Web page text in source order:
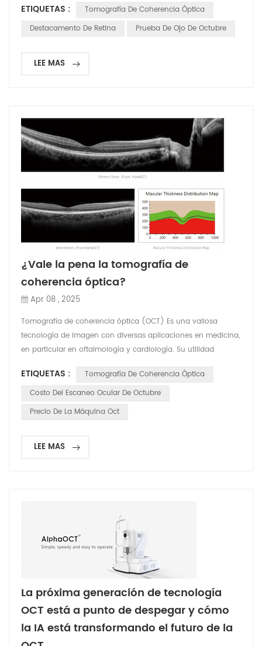
puede provocar un deterioro visual irreversible o incluso
ceguera en casos severos RD se puede dividir en tres
ETIQUETAS :
Tomografía De Coherencia Óptica
Destacamento De Retina
Prueba De Ojo De Octubre
LEE MAS
¿Vale la pena la tomografía de
coherencia óptica?
Apr 08 , 2025
Tomografía de coherencia óptica (OCT) Es una valiosa
tecnología de imagen con diversas aplicaciones en medicina,
en particular en oftalmología y cardiología. Su utilidad
una evaluación completa de sus beneficios y
consideraciones: Beneficios clave de la OCT1. No invasivo y
seguro- La OCT utiliza ondas de luz (por ejemplo, infrarrojo
ETIQUETAS :
Tomografía De Coherencia Óptica
Costo Del Escaneo Ocular De Octubre
Precio De La Máquina Oct
LEE MAS
La próxima generación de tecnología
OCT está a punto de despegar y cómo
la IA está transformando el futuro de la